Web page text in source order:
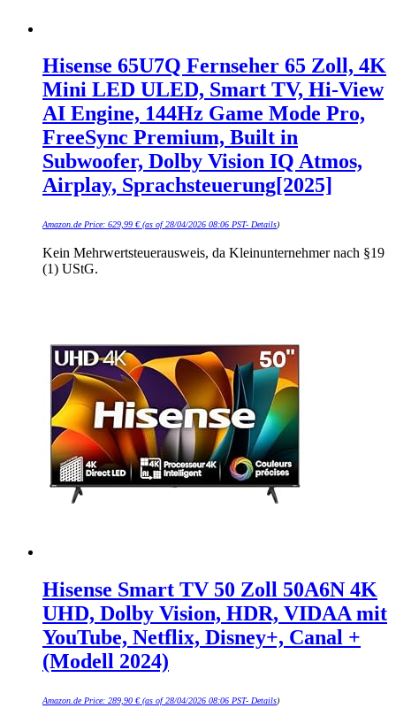
Hisense 65U7Q Fernseher 65 Zoll, 4K
Mini LED ULED, Smart TV, Hi-View
AI Engine, 144Hz Game Mode Pro,
FreeSync Premium, Built in
Subwoofer, Dolby Vision IQ Atmos,
Airplay, Sprachsteuerung[2025]
Amazon.de Price: 629,99 €(as of 28/04/2026 08:06 PST- Details)
Kein Mehrwertsteuerausweis, da Kleinunternehmer nach §19
(1) UStG.
Hisense Smart TV 50 Zoll 50A6N 4K
UHD, Dolby Vision, HDR, VIDAA mit
YouTube, Netflix, Disney+, Canal +
(Modell 2024)
Amazon.de Price: 289,90 €(as of 28/04/2026 08:06 PST- Details)